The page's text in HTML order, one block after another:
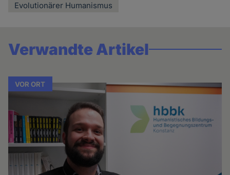
Evolutionärer Humanismus
Verwandte Artikel
VOR ORT